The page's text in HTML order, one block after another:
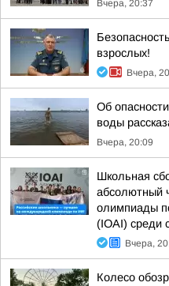
Вчера, 20:37
взрослых!
Вчера,
Об
воды
Вчера, 20:09
Школьная
абсолютный
олимпиады
(IOAI) среди
Вчера,
Колесо